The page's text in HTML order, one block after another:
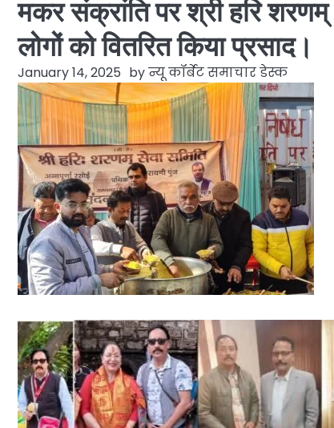
मकर संक्रांति पर श्री हरि
लोगों को वितरित किया प्रसाद।
January 14, 2025 byन्यू कॉर्बेट समाचार डेस्क